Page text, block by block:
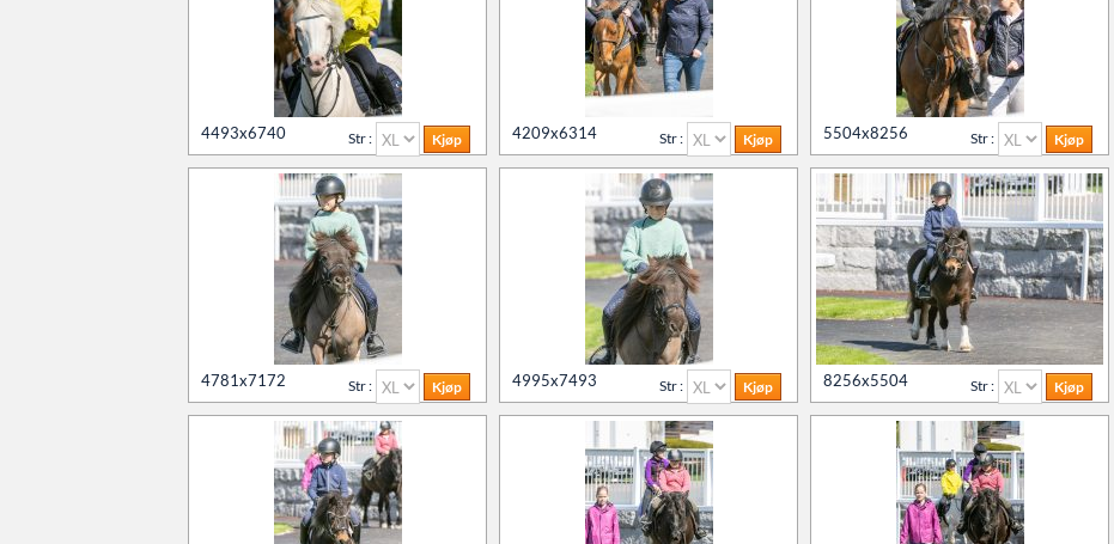
4493x6740 Str : 4209x6314 Str : 5504x8256 Str :
4781x7172 Str : 4995x7493 Str : 8256x5504 Str :